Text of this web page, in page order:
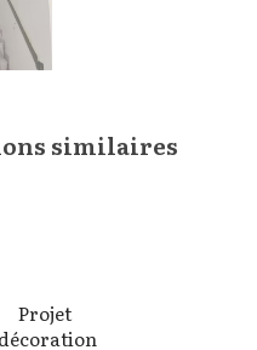
similaires
Projet
décoration